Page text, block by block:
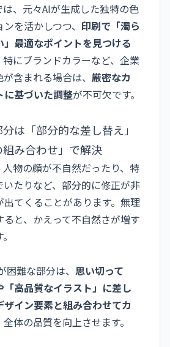
、元々AIが生成した独特の色
を活かしつつ、 印刷で「濁ら
最適なポイントを見つける
にブランドカラーなど、企業
含まれる場合は、 厳密なカ
に基づいた調整が不可欠です。
は「部分的な差し替え」
み合わせ」で解決
物の顔が不自然だったり、特
たりなど、部分的に修正が非
てくることがあります。無理
ると、かえって不自然さが増す
困難な部分は、 思い切って
「高品質なイラスト」に差し
ザイン要素と組み合わせてカ
全体の品質を向上させます。